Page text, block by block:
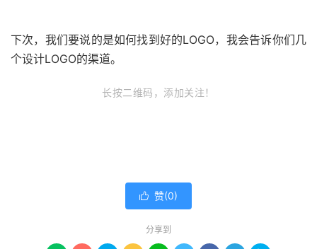
下次，我们要说的是如何找到好的LOGO，我会告诉你们几
个设计LOGO的渠道。
长按二维码，添加关注！
 赞(0)
分享到